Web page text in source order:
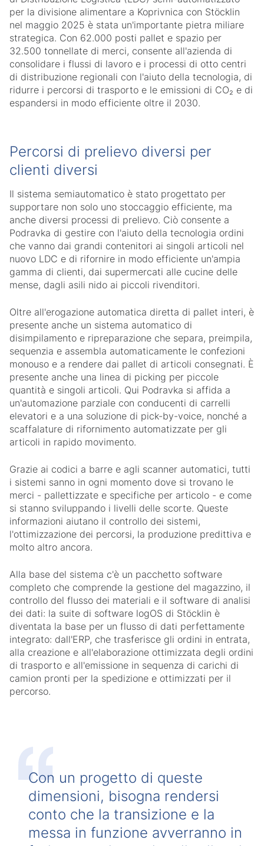
per la divisione alimentare a Koprivnica con Stöcklin
nel maggio 2025 è stata un'importante pietra miliare
strategica. Con 62.000 posti pallet e spazio per
32.500 tonnellate di merci, consente all'azienda di
consolidare i flussi di lavoro e i processi di otto centri
di distribuzione regionali con l'aiuto della tecnologia, di
ridurre i percorsi di trasporto e le emissioni di CO₂ e di
espandersi in modo efficiente oltre il 2030.
Percorsi di prelievo diversi per
clienti diversi
Il sistema semiautomatico è stato progettato per
supportare non solo uno stoccaggio efficiente, ma
anche diversi processi di prelievo. Ciò consente a
Podravka di gestire con l'aiuto della tecnologia ordini
che vanno dai grandi contenitori ai singoli articoli nel
nuovo LDC e di rifornire in modo efficiente un'ampia
gamma di clienti, dai supermercati alle cucine delle
mense, dagli asili nido ai piccoli rivenditori.
Oltre all'erogazione automatica diretta di pallet interi, è
presente anche un sistema automatico di
disimpilamento e ripreparazione che separa, preimpila,
sequenzia e assembla automaticamente le confezioni
monouso e a rendere dai pallet di articoli consegnati. È
presente anche una linea di picking per piccole
quantità e singoli articoli. Qui Podravka si affida a
un'automazione parziale con conducenti di carrelli
elevatori e a una soluzione di pick-by-voice, nonché a
scaffalature di rifornimento automatizzate per gli
articoli in rapido movimento.
Grazie ai codici a barre e agli scanner automatici, tutti
i sistemi sanno in ogni momento dove si trovano le
merci - pallettizzate e specifiche per articolo - e come
si stanno sviluppando i livelli delle scorte. Queste
informazioni aiutano il controllo dei sistemi,
l'ottimizzazione dei percorsi, la produzione predittiva e
molto altro ancora.
Alla base del sistema c'è un pacchetto software
completo che comprende la gestione del magazzino, il
controllo del flusso dei materiali e il software di analisi
dei dati: la suite di software logOS di Stöcklin è
diventata la base per un flusso di dati perfettamente
integrato: dall'ERP, che trasferisce gli ordini in entrata,
alla creazione e all'elaborazione ottimizzata degli ordini
di trasporto e all'emissione in sequenza di carichi di
camion pronti per la spedizione e ottimizzati per il
percorso.
Con un progetto di queste
dimensioni, bisogna rendersi
conto che la transizione e la
messa in funzione avverranno in